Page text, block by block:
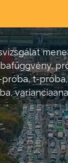
próba, t-